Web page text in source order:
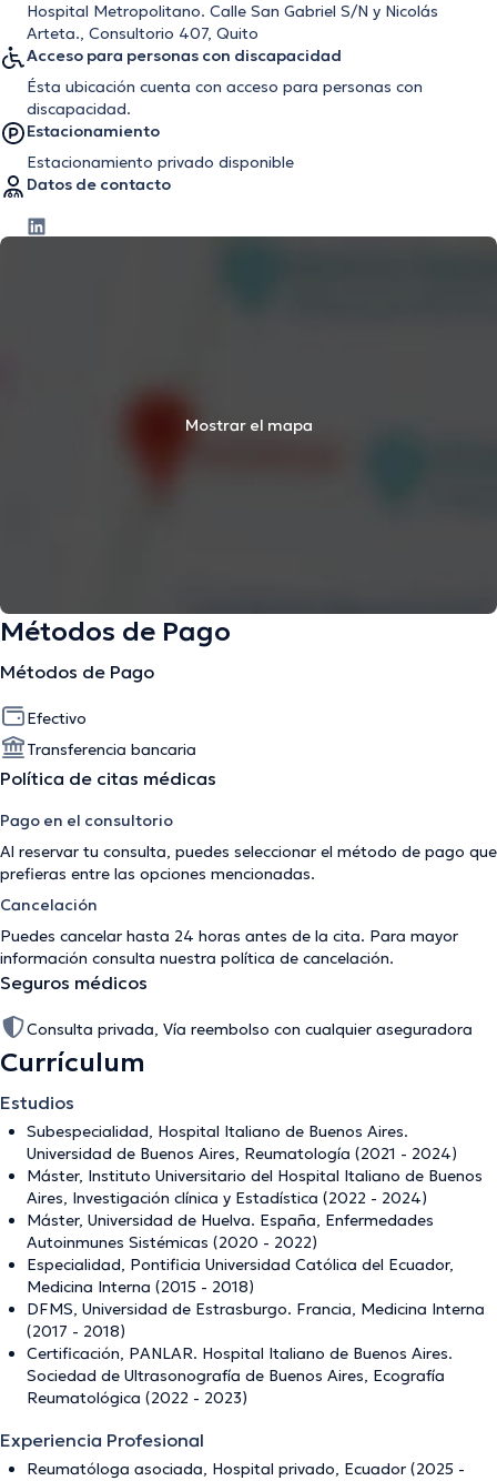
Hospital Metropolitano. Calle San Gabriel S/N y Nicolás
Arteta., Consultorio 407, Quito
Acceso para personas con discapacidad
Ésta ubicación cuenta con acceso para personas con
discapacidad.
Estacionamiento
Estacionamiento privado disponible
Datos de contacto
Mostrar el mapa
Métodos de Pago
Métodos de Pago
Efectivo
Transferencia bancaria
Política de citas médicas
Pago en el consultorio
Al reservar tu consulta, puedes seleccionar el método de pago que
prefieras entre las opciones mencionadas.
Cancelación
Puedes cancelar hasta 24 horas antes de la cita. Para mayor
información consulta nuestra política de cancelación.
Seguros médicos
Consulta privada, Vía reembolso con cualquier aseguradora
Currículum
Estudios
Subespecialidad, Hospital Italiano de Buenos Aires.
Universidad de Buenos Aires, Reumatología (2021 - 2024)
Máster, Instituto Universitario del Hospital Italiano de Buenos
Aires, Investigación clínica y Estadística (2022 - 2024)
Máster, Universidad de Huelva. España, Enfermedades
Autoinmunes Sistémicas (2020 - 2022)
Especialidad, Pontificia Universidad Católica del Ecuador,
Medicina Interna (2015 - 2018)
DFMS, Universidad de Estrasburgo. Francia, Medicina Interna
(2017 - 2018)
Certificación, PANLAR. Hospital Italiano de Buenos Aires.
Sociedad de Ultrasonografía de Buenos Aires, Ecografía
Reumatológica (2022 - 2023)
Experiencia Profesional
Reumatóloga asociada, Hospital privado, Ecuador (2025 -